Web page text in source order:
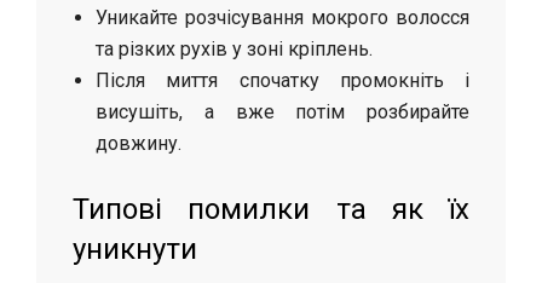
Уникайте розчісування мокрого волосся
та різких рухів у зоні кріплень.
Після миття спочатку промокніть і
висушіть, а вже потім розбирайте
довжину.
Типові помилки та як їх
уникнути